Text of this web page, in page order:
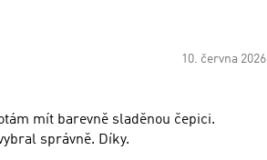
10. června 2026
mít barevně sladěnou čepici.
správně. Díky.